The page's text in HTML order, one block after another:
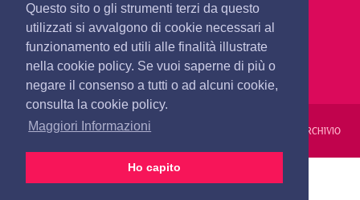
Questo sito o gli strumenti terzi da questo
utilizzati si avvalgono di cookie necessari al
funzionamento ed utili alle finalità illustrate
nella cookie policy. Se vuoi saperne di più o
negare il consenso a tutti o ad alcuni cookie,
consulta la cookie policy.
Maggiori Informazioni
Ho capito
redazione@olbianotizie.it
REDAZIONE PUBBLICITÀ PRIVACY E COOKIES ARCHIVIO
24 ORE VIDEO